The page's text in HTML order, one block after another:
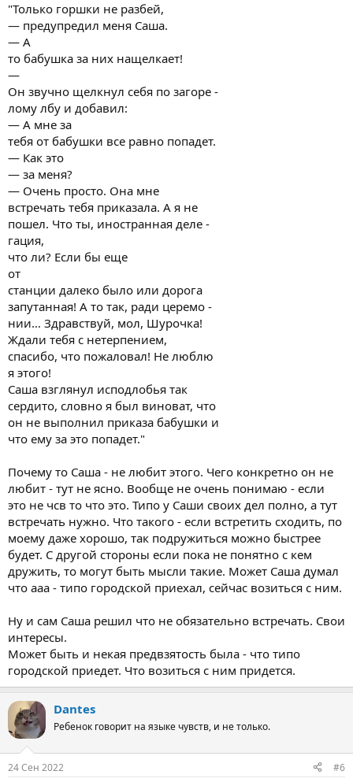
"Только горшки не разбей,
— предупредил меня Саша.
— А
то бабушка за них нащелкает!
—
Он звучно щелкнул себя по загоре -
лому лбу и добавил:
— А мне за
тебя от бабушки все равно попадет.
— Как это
— за меня?
— Очень просто. Она мне
встречать тебя приказала. А я не
пошел. Что ты, иностранная деле -
гация,
что ли? Если бы еще
от
станции далеко было или дорога
запутанная! А то так, ради церемо -
нии… Здравствуй, мол, Шурочка!
Ждали тебя с нетерпением,
спасибо, что пожаловал! Не люблю
я этого!
Саша взглянул исподлобья так
сердито, словно я был виноват, что
он не выполнил приказа бабушки и
что ему за это попадет."
Почему то Саша - не любит этого. Чего конкретно он не
любит - тут не ясно. Вообще не очень понимаю - если
это не чсв то что это. Типо у Саши своих дел полно, а тут
встречать нужно. Что такого - если встретить сходить, по
моему даже хорошо, так подружиться можно быстрее
будет. С другой стороны если пока не понятно с кем
дружить, то могут быть мысли такие. Может Саша думал
что ааа - типо городской приехал, сейчас возиться с ним.
Ну и сам Саша решил что не обязательно встречать. Свои
интересы.
Может быть и некая предвзятость была - что типо
городской приедет. Что возиться с ним придется.
Dantes
Ребенок говорит на языке чувств, и не только.
24 Сен 2022 #6